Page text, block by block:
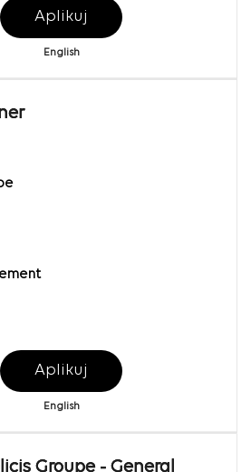
Aplikuj
English
Aplikuj
English
Groupe - General